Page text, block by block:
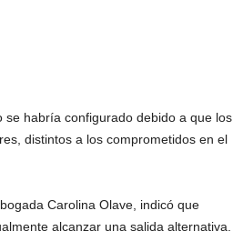
se habría configurado debido a que los
distintos a los comprometidos en el
Carolina Olave, indicó que
alcanzar una salida alternativa,